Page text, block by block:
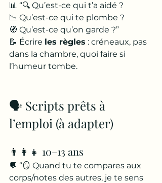
📊 “🔍 Qu’est-ce qui t’a aidé ?
📉 Qu’est-ce qui te plombe ?
🧭 Qu’est-ce qu’on garde ?”
📝 Écrire les règles : créneaux, pas
dans la chambre, quoi faire si
l’humeur tombe.
🗣️ Scripts prêts à
l’emploi (à adapter)
👨‍👩‍👧 10–13 ans
💬 “🪞 Quand tu te compares aux
corps/notes des autres, je te sens